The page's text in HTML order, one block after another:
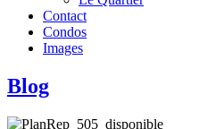
Contact
Condos
Images
Blog